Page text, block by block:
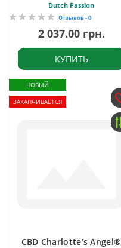
Dutch Passion
Отзывов - 0
2 037.00 грн.
КУПИТЬ
НОВЫЙ
ЗАКАНЧИВАЕТСЯ
CBD Charlotte’s Angel®